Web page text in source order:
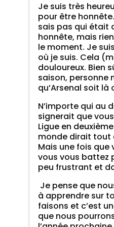
Je suis très
pour être
sais pas qui était
honnête, mais
le moment. Je
où je suis. Cela
douloureux. Bien
saison, personne
qu’Arsenal soit là
N’importe qui au
signerait que
Ligue en
monde dirait tout
Mais une fois que
vous vous battez
peu frustrant et
Je pense que
à apprendre sur
faisons et c’est
que nous